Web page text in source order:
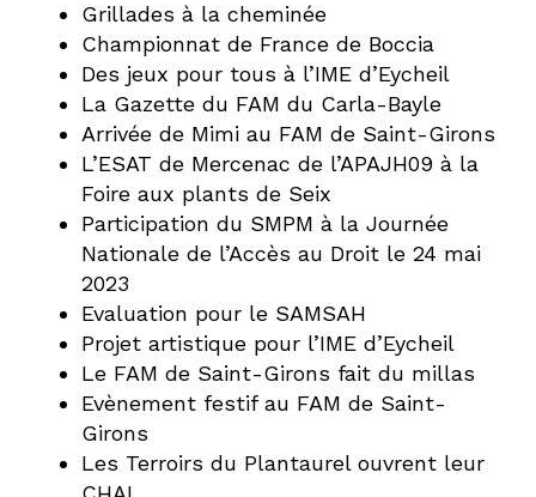
Grillades à la cheminée
Championnat de France de Boccia
Des jeux pour tous à l’IME d’Eycheil
La Gazette du FAM du Carla-Bayle
Arrivée de Mimi au FAM de Saint-Girons
L’ESAT de Mercenac de l’APAJH09 à la
Foire aux plants de Seix
Participation du SMPM à la Journée
Nationale de l’Accès au Droit le 24 mai
2023
Evaluation pour le SAMSAH
Projet artistique pour l’IME d’Eycheil
Le FAM de Saint-Girons fait du millas
Evènement festif au FAM de Saint-
Girons
Les Terroirs du Plantaurel ouvrent leur